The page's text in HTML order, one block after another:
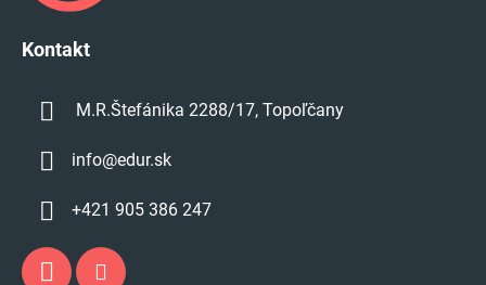
Kontakt
M.R.Štefánika 2288/17, Topoľčany
info@edur.sk
+421 905 386 247